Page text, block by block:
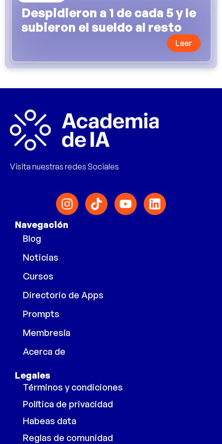
Despidieron a 1 de cada 5 y le
subieron el sueldo al resto
Leer
Visita nuestras redes Sociales
Navegación
Blog
Noticias
Cursos
Directorio de Apps
Prompts
Membresía
Acerca de
Legales
Términos y condiciones
Política de privacidad
Habeas data
Reglas de comunidad